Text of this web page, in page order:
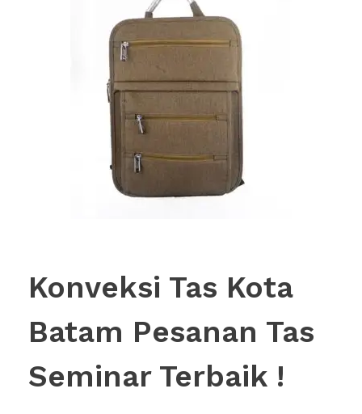
Konveksi Tas Kota
Batam Pesanan Tas
Seminar Terbaik !